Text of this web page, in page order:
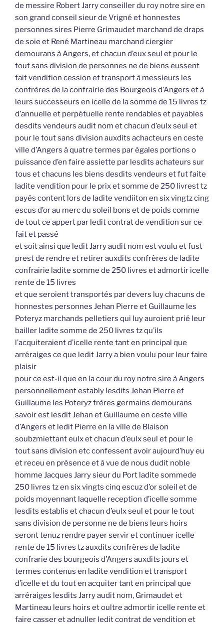
de messire Robert Jarry conseiller du roy notre sire en
son grand conseil sieur de Vrigné et honnestes
personnes sires Pierre Grimaudet marchand de draps
de soie et René Martineau marchand ciergier
demourans à Angers, et chacun d’eux seul et pour le
tout sans division de personnes ne de biens eussent
fait vendition cession et transport à messieurs les
confrères de la confrairie des Bourgeois d’Angers et à
leurs successeurs en icelle de la somme de 15 livres tz
d’annuelle et perpétuelle rente rendables et payables
desdits vendeurs audit nom et chacun d’eulx seul et
pour le tout sans division auxdits achacteurs en ceste
ville d’Angers à quatre termes par égales portions o
puissance d’en faire assiette par lesdits achateurs sur
tous et chacuns les biens desdits vendeurs et fut faite
ladite vendition pour le prix et somme de 250 livrest tz
payés content lors de ladite vendiiton en six vingtz cing
escus d’or au merc du soleil bons et de poids comme
de tout ce appert par ledit contrat de vendition sur ce
fait et passé
et soit ainsi que ledit Jarry audit nom est voulu et fust
prest de rendre et retirer auxdits confrères de ladite
confrairie ladite somme de 250 livres et admortir icelle
rente de 15 livres
et que seroient transportés par devers luy chacuns de
honnestes personnes Jehan Pierre et Guillaume les
Poteryz marchands pelletiers qui luy auroient prié leur
bailler ladite somme de 250 livres tz qu’ils
l’acquiteraient d’icelle rente tant en principal que
arréraiges ce que ledit Jarry a bien voulu pour leur faire
plaisir
pour ce est-il que en la cour du roy notre sire à Angers
personnellement estably lesdits Jehan Pierre et
Guillaume les Poteryz frères germains demourans
savoir est lesdit Jehan et Guillaume en ceste ville
d’Angers et ledit Pierre en la ville de Blaison
soubzmiettant eulx et chacun d’eulx seul et pour le
tout sans division etc confessent avoir aujourd’huy eu
et receu en présence et à vue de nous dudit noble
homme Jacques Jarry sieur du Port ladite sommede
250 livres tz en six vingts cinq escuz d’or soleil et de
poids moyennant laquelle reception d’icelle somme
lesdits establis et chacun d’eulx seul et pour le tout
sans division de personne ne de biens leurs hoirs
seront tenuz rendre payer servir et continuer icelle
rente de 15 livres tz auxdits confrères de ladite
confrarie des bourgeois d’Angers auxdits jours et
termes contenus en ladite vendition et transport
d’icelle et du tout en acquiter tant en principal que
arréraiges lesdits Jarry audit nom, Grimaudet et
Martineau leurs hoirs et oultre admortir icelle rente et
faire casser et adnuller ledit contrat de vendition et